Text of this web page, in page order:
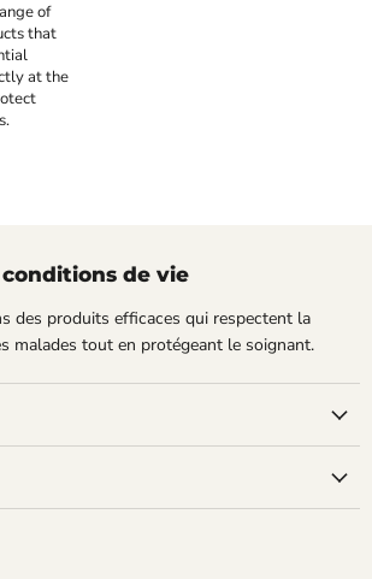
of
that
at the
de vie
des produits efficaces qui respectent la
malades tout en protégeant le soignant.